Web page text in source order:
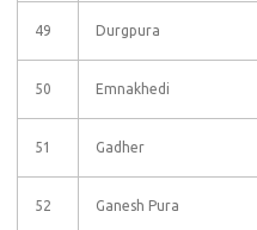
49 Durgpura
50 Emnakhedi
51 Gadher
52 Ganesh Pura